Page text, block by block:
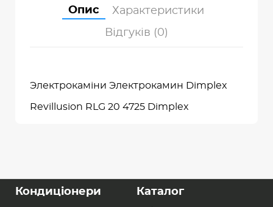
Опис
Характеристики
Відгуків (0)
Электрокаміни Электрокамин Dimplex
Revillusion RLG 20 4725 Dimplex
Кондиціонери Каталог